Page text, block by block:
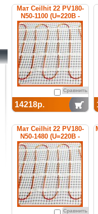
Мат Ceilhit 22 PV180-
N50-1100 (U=220В -
1005)
Сравнить
14218р.
Мат Ceilhit 22 PV180-
N50-1480 (U=220В -
1480)
Сравнить